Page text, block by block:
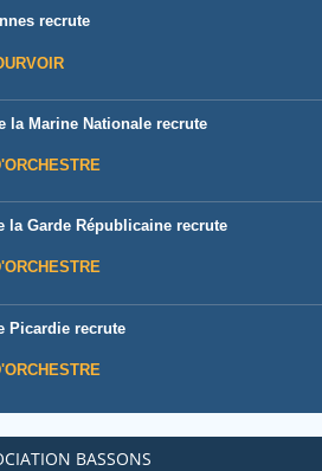
recrute
la Marine Nationale recrute
la Garde Républicaine recrute
Picardie recrute
BASSONS